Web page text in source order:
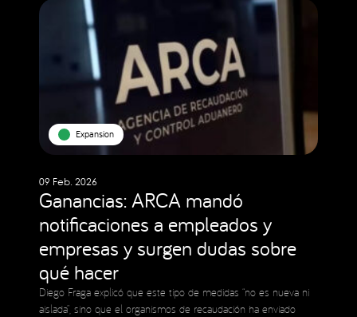
Expansion
09 Feb. 2026
Ganancias: ARCA mandó
notificaciones a empleados y
empresas y surgen dudas sobre
qué hacer
Diego Fraga explicó que este tipo de medidas “no es nueva ni
aislada”, sino que el organismos de recaudación ha enviado